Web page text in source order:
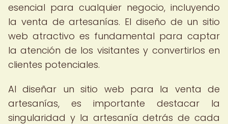
esencial para cualquier negocio, incluyendo
la venta de artesanías. El diseño de un sitio
web atractivo es fundamental para captar
la atención de los visitantes y convertirlos en
clientes potenciales.
Al diseñar un sitio web para la venta de
artesanías, es importante destacar la
singularidad y la artesanía detrás de cada